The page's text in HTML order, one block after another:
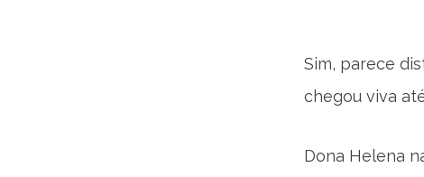
Sim, parece
chegou viva
Dona Helena